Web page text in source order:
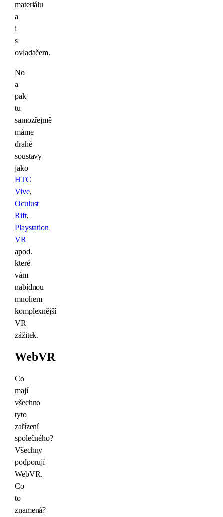
materiálu
a
i
s
ovladačem.
No
a
pak
tu
samozřejmě
máme
drahé
soustavy
jako
HTC
Vive,
Oculust
Rift,
Playstation
VR
apod.
které
vám
nabídnou
mnohem
komplexnější
VR
zážitek.
WebVR
Co
mají
všechno
tyto
zařízení
společného?
Všechny
podporují
WebVR.
Co
to
znamená?